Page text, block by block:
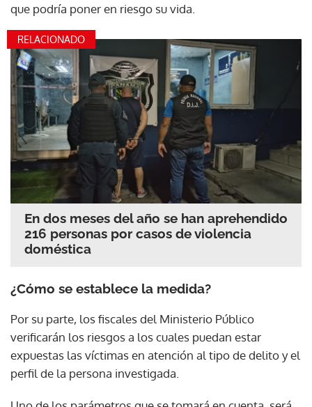
que podría poner en riesgo su vida.
RELACIONADO
En dos meses del año se han aprehendido
216 personas por casos de violencia
doméstica
¿Cómo se establece la medida?
Por su parte, los fiscales del Ministerio Público
verificarán los riesgos a los cuales puedan estar
expuestas las víctimas en atención al tipo de delito y el
perfil de la persona investigada.